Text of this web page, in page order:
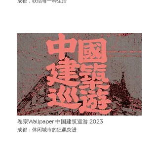
卷宗Wallpaper 中国建筑巡游 2023
成都：休闲城市的狂飙突进